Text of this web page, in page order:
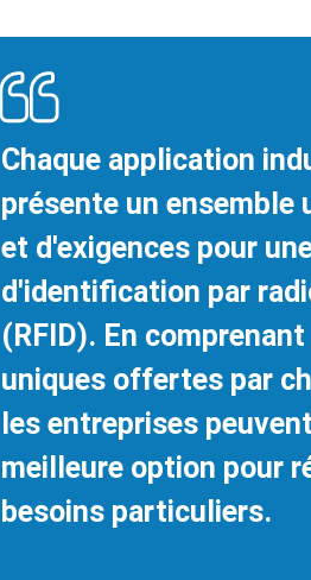
Chaque application
présente un ensemble
et d'exigences pour
d'identification par
(RFID). En
uniques offertes par
les entreprises
meilleure option pour
besoins particuliers.